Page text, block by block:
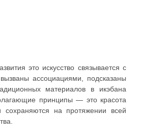
это искусство связывается с
ассоциациями, подсказаны
материалов в икэбана
принципы — это красота
сохраняются на протяжении всей